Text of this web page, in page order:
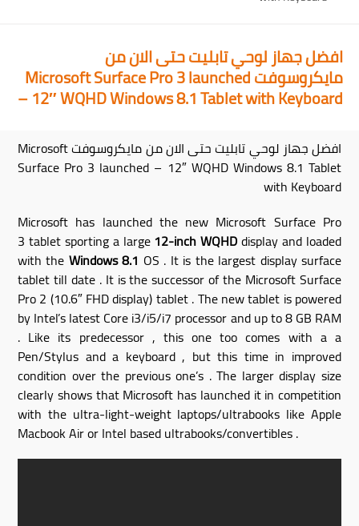
افضل جهاز لوحي تابليت حتى الان من
مايكروسوفت Microsoft Surface Pro 3 launched
– 12″ WQHD Windows 8.1 Tablet with Keyboard
افضل جهاز لوحي تابليت حتى الان من مايكروسوفت Microsoft
Surface Pro 3 launched – 12″ WQHD Windows 8.1 Tablet
with Keyboard
Microsoft has launched the new Microsoft Surface Pro
3 tablet sporting a large12-inch WQHDdisplay and loaded
with the Windows 8.1 OS . It is the largest display surface
tablet till date . It is the successor of the Microsoft Surface
Pro 2 (10.6″ FHD display) tablet . The new tablet is powered
by Intel’s latest Core i3/i5/i7 processor and up to 8 GB RAM
. Like its predecessor , this one too comes with a a
Pen/Stylus and a keyboard , but this time in improved
condition over the previous one’s . The larger display size
clearly shows that Microsoft has launched it in competition
with the ultra-light-weight laptops/ultrabooks like Apple
Macbook Air or Intel based ultrabooks/convertibles .